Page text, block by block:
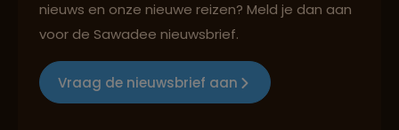
Reizen met oog voor mens, cultuur en milieu
nieuws en onze nieuwe reizen? Meld je dan aan
voor de Sawadee nieuwsbrief.
Vraag de nieuwsbrief aan